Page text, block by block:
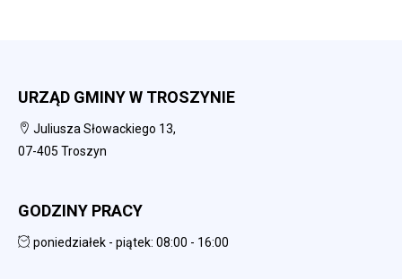
URZĄD GMINY W TROSZYNIE
Juliusza Słowackiego 13,
07-405 Troszyn
GODZINY PRACY
poniedziałek - piątek: 08:00 - 16:00